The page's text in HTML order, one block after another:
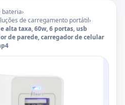
bateria›
de carregamento portátil›
alta taxa, 60w, 6 portas, usb
de parede, carregador de celular